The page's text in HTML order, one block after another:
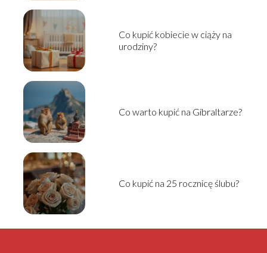
Co kupić kobiecie w ciąży na
urodziny?
Co warto kupić na Gibraltarze?
Co kupić na 25 rocznicę ślubu?